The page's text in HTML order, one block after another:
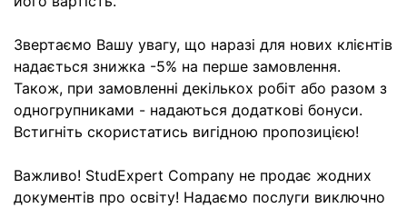
Звертаємо Вашу увагу, що наразі для нових клієнтів
надається знижка -5% на перше замовлення.
Також, при замовленні декількох робіт або разом з
одногрупниками - надаються додаткові бонуси.
Встигніть скористатись вигідною пропозицією!
Важливо! StudExpert Company не продає жодних
документів про освіту! Надаємо послуги виключно